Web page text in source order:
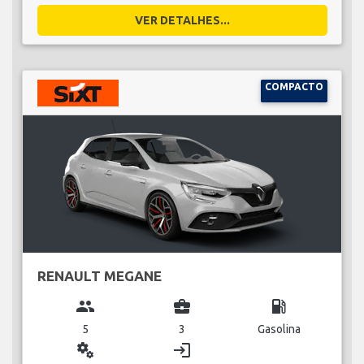
VER DETALHES...
COMPACTO
RENAULT MEGANE
group
5
business_center
3
local_gas_station
Gasolina
miscellaneous_services login